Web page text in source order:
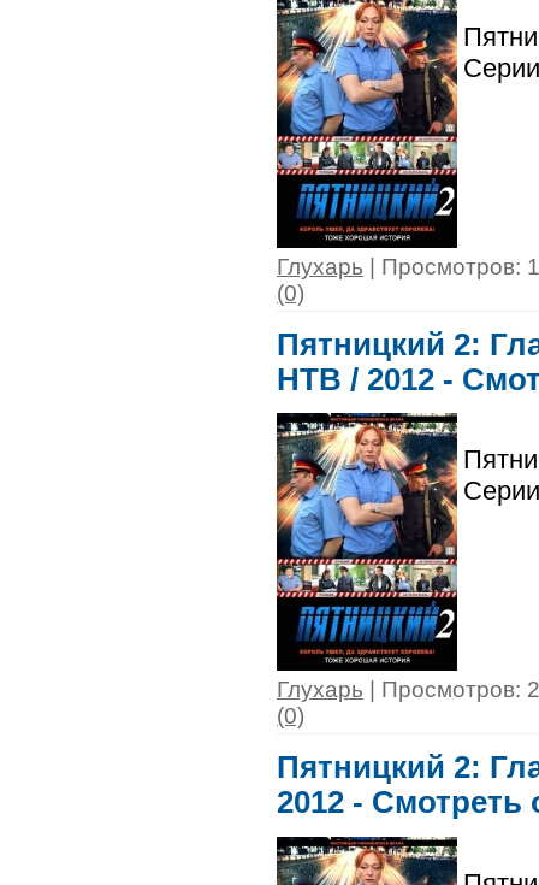
Глухарь | Просмотров:
(0)
Пятницкий 2:
НТВ / 2012 -
Глухарь | Просмотров:
(0)
Пятницкий 2:
2012 - Смотреть